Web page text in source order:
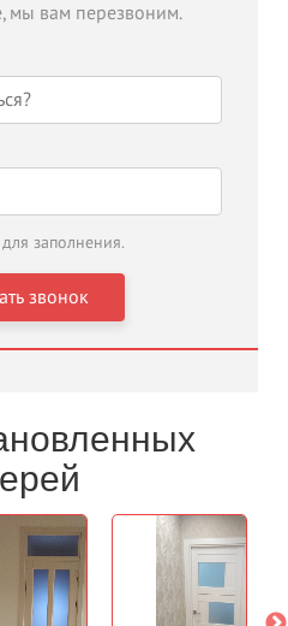
мы вам перезвоним.
заполнения.